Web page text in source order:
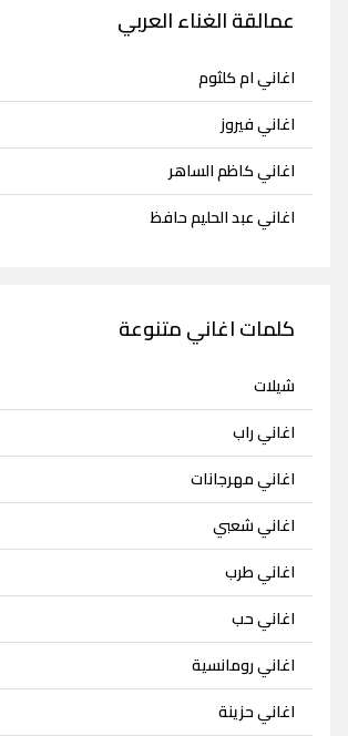
عمالقة الغناء العربي
اغاني ام كلثوم
اغاني فيروز
اغاني كاظم الساهر
اغاني عبد الحليم حافظ
كلمات اغاني متنوعة
شيلات
اغاني راب
اغاني مهرجانات
اغاني شعبي
اغاني طرب
اغاني حب
اغاني رومانسية
اغاني حزينة